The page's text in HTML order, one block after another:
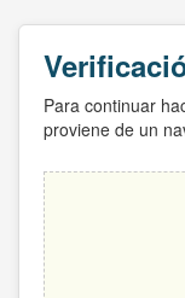
Para continuar
proviene de un